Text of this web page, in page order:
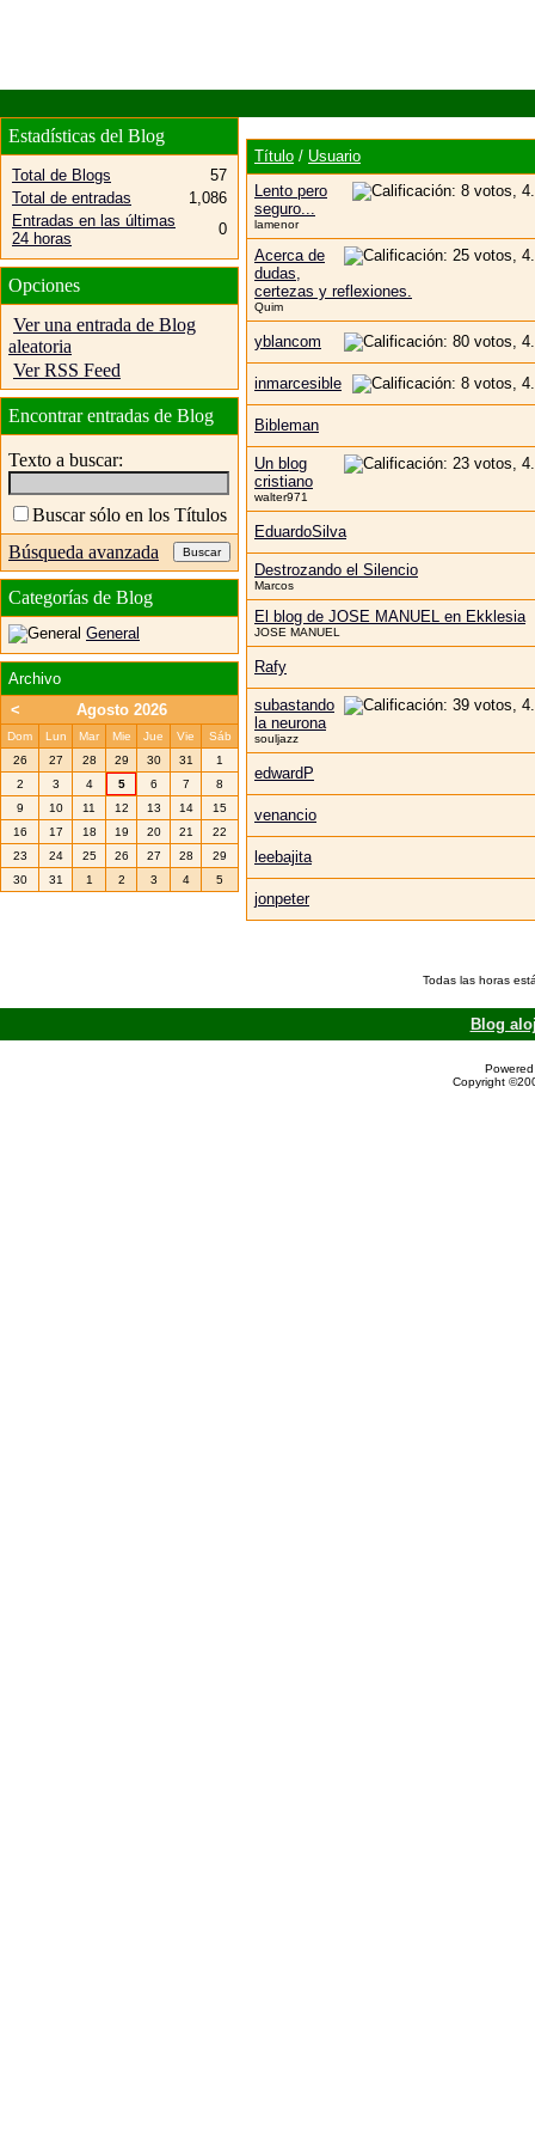
Título / Usuario
Lento pero
seguro...
lamenor
Acerca de
dudas,
certezas y reflexiones.
Quim
yblancom
inmarcesible
Bibleman
Un blog
cristiano
walter971
EduardoSilva
Destrozando el Silencio
Marcos
El blog de JOSE MANUEL en Ekklesia
JOSE MANUEL
Rafy
subastando
la neurona
souljazz
edwardP
venancio
leebajita
jonpeter
Estadísticas del Blog
Total de Blogs
57
Total de entradas
1,086
Entradas en las últimas
24 horas
0
Opciones
Ver una entrada de Blog
aleatoria
Ver RSS Feed
Encontrar entradas de Blog
Texto a buscar:
Buscar sólo en los Títulos
Búsqueda avanzada
Categorías de Blog
General
Archivo
<
Agosto 2026
Dom Lun Mar Mie Jue Vie
Sáb
26
27 28 29 30 31
1
2
3 4 5 6 7
8
9
10 11 12 13 14
15
16
17 18 19 20 21
22
23
24 25 26 27 28
29
30
31 1 2 3 4 5
Todas las horas
Blog
Copyright